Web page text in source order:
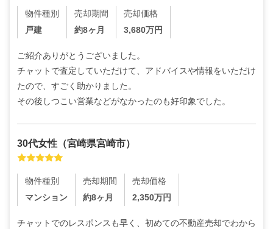
物件種別
戸建
売却期間
約8ヶ月
売却価格
3,680万円
ご紹介ありがとうございました。
チャットで査定していただけて、アドバイスや情報をいただけ
たので、すごく助かりました。
その後しつこい営業などがなかったのも好印象でした。
30代女性 （宮崎県宮崎市）
物件種別
マンション
売却期間
約8ヶ月
売却価格
2,350万円
チャットでのレスポンスも早く、初めての不動産売却でわから